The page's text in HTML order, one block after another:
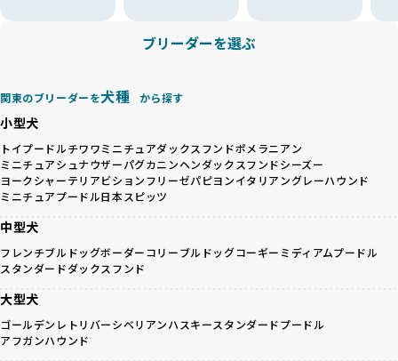
ことを徹底しています。
BreederFamiliesでは、以下の6項目を必須条件とし、これら
基づいた責任あるブリーディングを確保しています。
さらに、健康管理、社会性の育成、遺伝子検査、食事や運動
の質など、ワンちゃんの心身に配慮した飼育環境が整ってい
るかを評価する12項目の総合基準を設けています。これによ
り、より高い基準をクリアしたブリーダーだけを厳選してい
ます。
良ブリーダーのみが登録されています。
BreederFamiliesでは、法令に準拠するだけでなく、ワンち
ゃんを家族のように愛するという理念を共有するブリーダー
心して選べる選択肢を提供しています。
「BreederFamilesのワンちゃんに優しい18の評価基準」は
こちら
すが、無計画な交配には健康リスクが伴います。異なる犬種
の特徴を持つことで予測しにくい健康問題が発生する可能性
が高く、診断や治療も複雑化する場合があります。また、ミ
待する理想と現実が大きく異なることも少なくありません。
健康と性格を次世代に引き継ぐために、ミックス犬の繁殖を
避けます。無計画な交配がもたらすリスクを理解し、飼い主
への十分な説明とアフターフォローを確保できる範囲での繁
殖を徹底しているのです。
一方、営利優先ブリーダーは流行や需要に応じて安易にミッ
クス犬を繁殖し、健康管理や飼い主への配慮が不十分なこと
等体格の異なるリスクの高い交配を行うこともあります。
「ミックス犬を繁殖しない」の詳細はこちら
ペットショップやペットオークションは、流通過程でワンち
ゃんが長時間の輸送を強いられたり、狭いケージに閉じ込め
ブリーダーを選ぶ
関東のブリーダーを犬種 から探す
小型犬
トイプードルチワワミニチュアダックスフンドポメラニアン
ミニチュアシュナウザーパグカニンヘンダックスフンドシーズー
ヨークシャーテリアビションフリーゼパピヨンイタリアングレーハウンド
ミニチュアプードル日本スピッツ
中型犬
フレンチブルドッグボーダーコリーブルドッグコーギー ミディアムプードル
スタンダードダックスフンド
大型犬
ゴールデンレトリバーシベリアンハスキースタンダードプードル
アフガンハウンド